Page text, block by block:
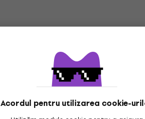
Acordul pentru utilizarea cookie-